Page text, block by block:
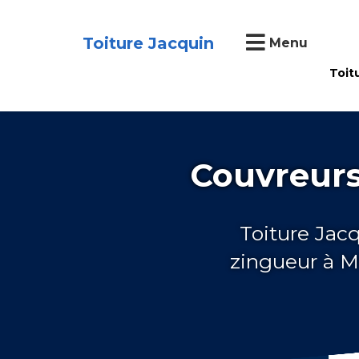
Toiture Jacquin Menu
Toiture
zingueur à